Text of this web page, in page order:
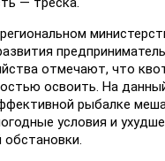
отмечают, что
освоить. На
рыбалке
условия и